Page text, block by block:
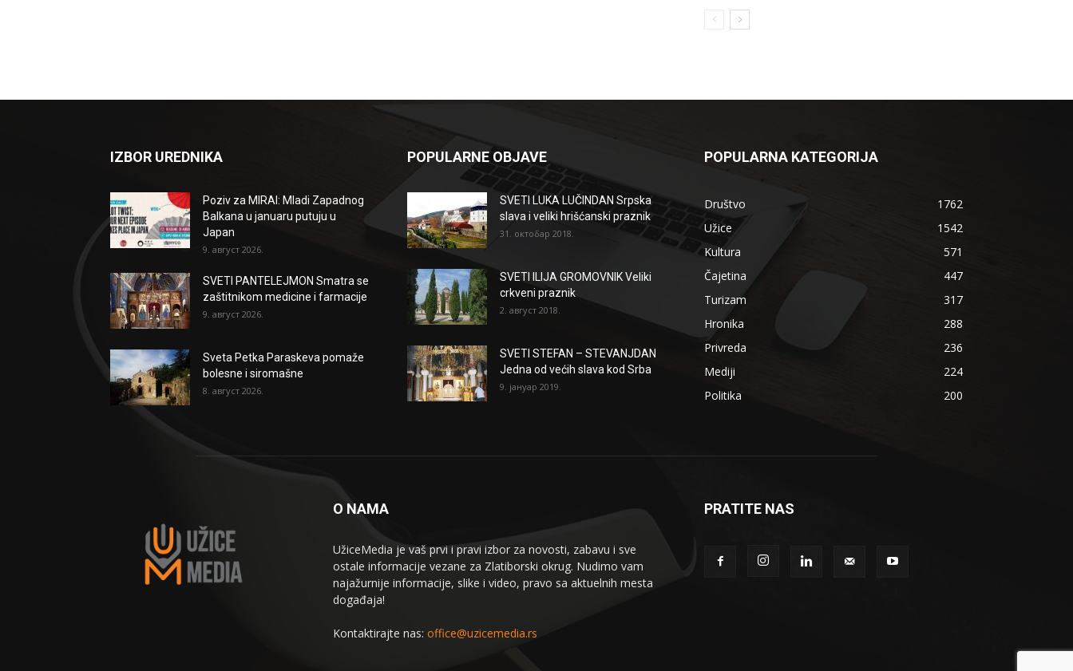
IZBOR UREDNIKA
Poziv za MIRAI: Mladi Zapadnog
Balkana u januaru putuju u
Japan
9. август 2026.
SVETI PANTELEJMON Smatra se
zaštitnikom medicine i farmacije
9. август 2026.
Sveta Petka Paraskeva pomaže
bolesne i siromašne
8. август 2026.
POPULARNE OBJAVE
SVETI LUKA LUČINDAN Srpska
slava i veliki hrišćanski praznik
31. октобар 2018.
SVETI ILIJA GROMOVNIK Veliki
crkveni praznik
2. август 2018.
SVETI STEFAN – STEVANJDAN
Jedna od većih slava kod Srba
9. јануар 2019.
POPULARNA KATEGORIJA
Društvo
1762
Užice
1542
Kultura
571
Čajetina
447
Turizam
317
Hronika
288
Privreda
236
Mediji
224
Politika
200
O NAMA
UžiceMedia je vaš prvi i pravi izbor za novosti, zabavu i sve
ostale informacije vezane za Zlatiborski okrug. Nudimo vam
najažurnije informacije, slike i video, pravo sa aktuelnih mesta
događaja!
Kontaktirajte nas: office@uzicemedia.rs
PRATITE NAS